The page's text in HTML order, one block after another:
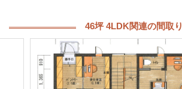
46坪 4LDK関連の間取り